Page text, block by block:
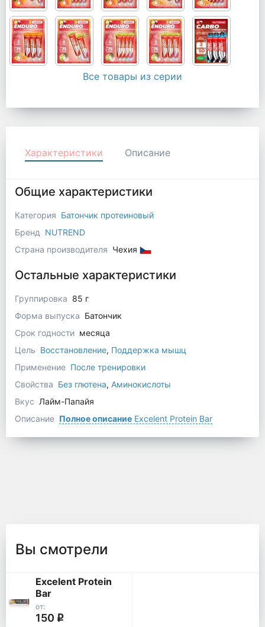
Все товары из серии
Характеристики Описание
Общие характеристики
Категория Батончик протеиновый
Бренд
NUTREND
Страна производителя Чехия
Остальные характеристики
Группировка 85 г
Форма выпуска Батончик
Срок годности месяца
Цель Восстановление, Поддержка мышц
Применение После тренировки
Свойства Без глютена, Аминокислоты
Вкус Лайм-Папайя
Описание Полное описаниеExcelent Protein Bar
Вы смотрели
Excelent Protein
Bar
от:
150 q